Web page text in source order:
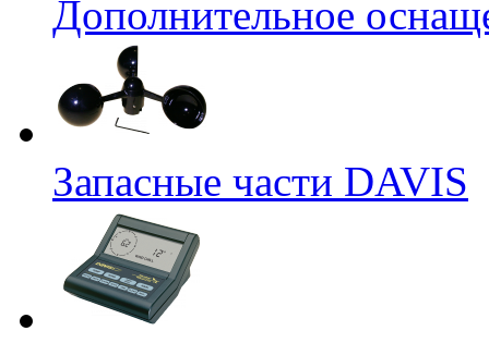
Дополнительное
Запасные части DAVIS